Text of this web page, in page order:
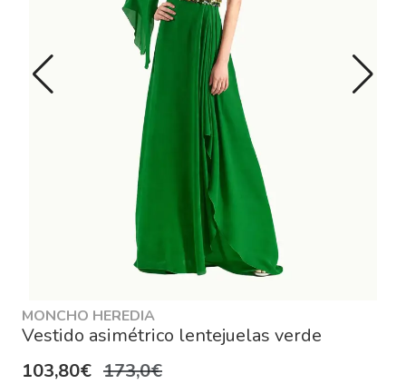
MONCHO HEREDIA
Vestido asimétrico lentejuelas verde
103,80€ 173,0€